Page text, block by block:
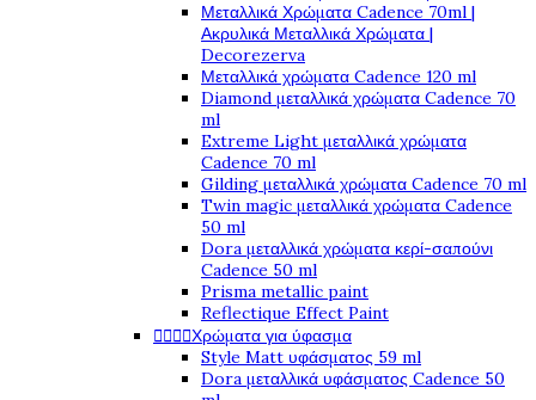
Μεταλλικά Χρώματα Cadence 70ml |
Ακρυλικά Μεταλλικά Χρώματα |
Decorezerva
Μεταλλικά χρώματα Cadence 120 ml
Diamond μεταλλικά χρώματα Cadence 70
ml
Extreme Light μεταλλικά χρώματα
Cadence 70 ml
Gilding μεταλλικά χρώματα Cadence 70 ml
Twin magic μεταλλικά χρώματα Cadence
50 ml
Dora μεταλλικά χρώματα κερί-σαπούνι
Cadence 50 ml
Prisma metallic paint
Reflectique Effect Paint
Χρώματα για ύφασμα
Style Matt υφάσματος 59 ml
Dora μεταλλικά υφάσματος Cadence 50